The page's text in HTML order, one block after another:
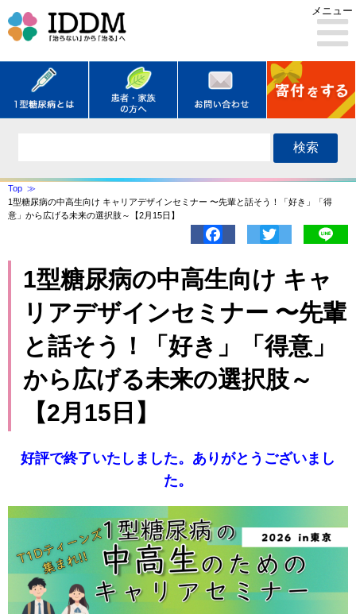
メニュー
検索
Top
1型糖尿病の中高生向け キャリアデザインセミナー 〜先輩と話そう！「好き」「得
意」から広げる未来の選択肢～【2月15日】
Facebook
1型糖尿病の中高生向け キャ
リアデザインセミナー 〜先輩
と話そう！「好き」「得意」
から広げる未来の選択肢～
【2月15日】
好評で終了いたしました。ありがとうございまし
た。